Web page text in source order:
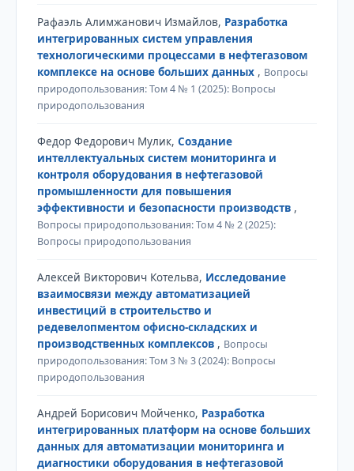
Рафаэль Алимжанович Измайлов, Разработка
интегрированных систем управления
технологическими процессами в нефтегазовом
комплексе на основе больших данных , Вопросы
природопользования: Том 4 № 1 (2025): Вопросы
природопользования
Федор Федорович Мулик, Создание
интеллектуальных систем мониторинга и
контроля оборудования в нефтегазовой
промышленности для повышения
эффективности и безопасности производств ,
Вопросы природопользования: Том 4 № 2 (2025):
Вопросы природопользования
Алексей Викторович Котельва, Исследование
взаимосвязи между автоматизацией
инвестиций в строительство и
редевелопментом офисно-складских и
производственных комплексов , Вопросы
природопользования: Том 3 № 3 (2024): Вопросы
природопользования
Андрей Борисович Мойченко, Разработка
интегрированных платформ на основе больших
данных для автоматизации мониторинга и
диагностики оборудования в нефтегазовой